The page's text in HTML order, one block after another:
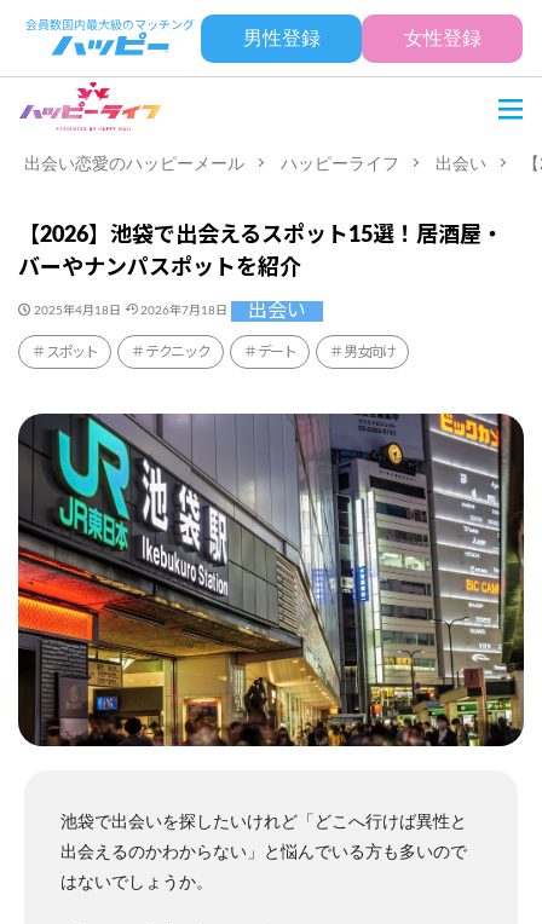
男性登録 女性登録
出会い恋愛のハッピーメール ハッピーライフ 出会い
【2026】池袋で出会えるスポット15選！居酒屋・
バーやナンパスポットを紹介
2025年4月18日 2026年7月18日 出会い
スポット テクニック デート 男女向け
池袋で出会いを探したいけれど「どこへ行けば異性と
出会えるのかわからない」と悩んでいる方も多いので
はないでしょうか。